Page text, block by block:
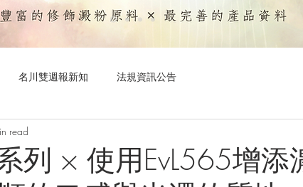
名川雙週報新知 法規資訊公告
列 × 使用EvL565增添
read